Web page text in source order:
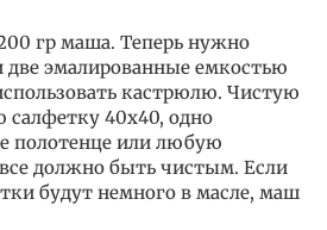
гр маша. Теперь нужно
эмалированные емкостью
кастрюлю. Чистую
40х40, одно
полотенце или любую
должно быть чистым. Если
будут немного в масле, маш